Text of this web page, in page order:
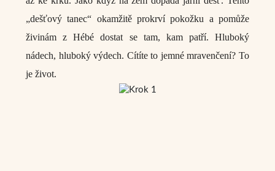
„dešťový tanec“ okamžitě prokrví pokožku a pomůže
živinám z Hébé dostat se tam, kam patří. Hluboký
nádech, hluboký výdech. Cítíte to jemné mravenčení? To
je život.